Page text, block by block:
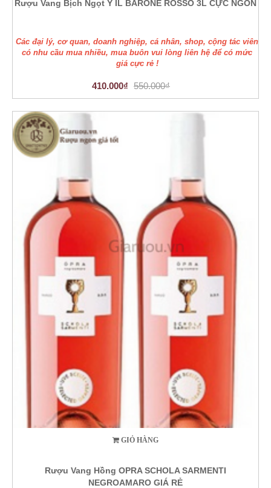
Rượu Vang Bịch Ngọt Ý IL BARONE ROSSO 3L CỰC NGON
Các đại lý, cơ quan, doanh nghiệp, cá nhân, shop, cộng tác viên
có nhu cầu mua nhiều, mua buôn vui lòng liên hệ để có mức
giá cực rẻ !
410.000₫ 550.000₫
GIỎ HÀNG
Rượu Vang Hồng OPRA SCHOLA SARMENTI
NEGROAMARO GIÁ RẺ